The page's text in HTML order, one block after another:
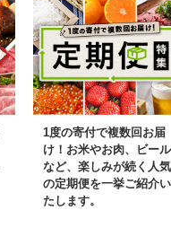
1度の寄付で複数回お届
け！お米やお肉、ビール
など、楽しみが続く人気
の定期便を一挙ご紹介い
たします。